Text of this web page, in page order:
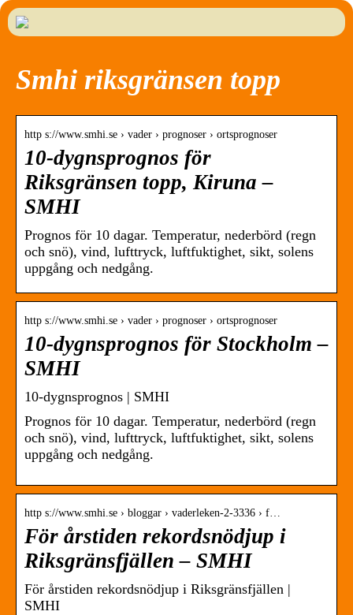
Smhi riksgränsen topp
http s://www.smhi.se › vader › prognoser › ortsprognoser
10-dygnsprognos för
Riksgränsen topp, Kiruna –
SMHI
Prognos för 10 dagar. Temperatur, nederbörd (regn
och snö), vind, lufttryck, luftfuktighet, sikt, solens
uppgång och nedgång.
http s://www.smhi.se › vader › prognoser › ortsprognoser
10-dygnsprognos för Stockholm –
SMHI
10-dygnsprognos | SMHI
Prognos för 10 dagar. Temperatur, nederbörd (regn
och snö), vind, lufttryck, luftfuktighet, sikt, solens
uppgång och nedgång.
http s://www.smhi.se › bloggar › vaderleken-2-3336 › f…
För årstiden rekordsnödjup i
Riksgränsfjällen – SMHI
För årstiden rekordsnödjup i Riksgränsfjällen |
SMHI